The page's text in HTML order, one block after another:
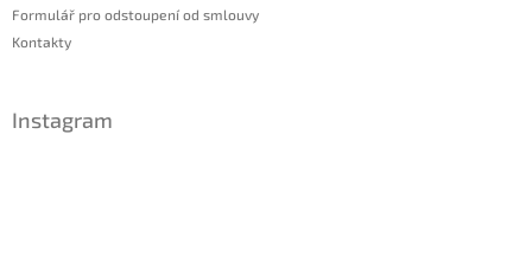
Formulář pro odstoupení od smlouvy
Kontakty
Instagram